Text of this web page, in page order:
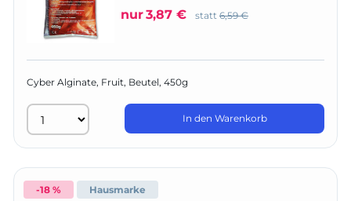
nur3,87 € statt 6,59 €
Cyber Alginate, Fruit, Beutel, 450g
In den Warenkorb
-18 % Hausmarke